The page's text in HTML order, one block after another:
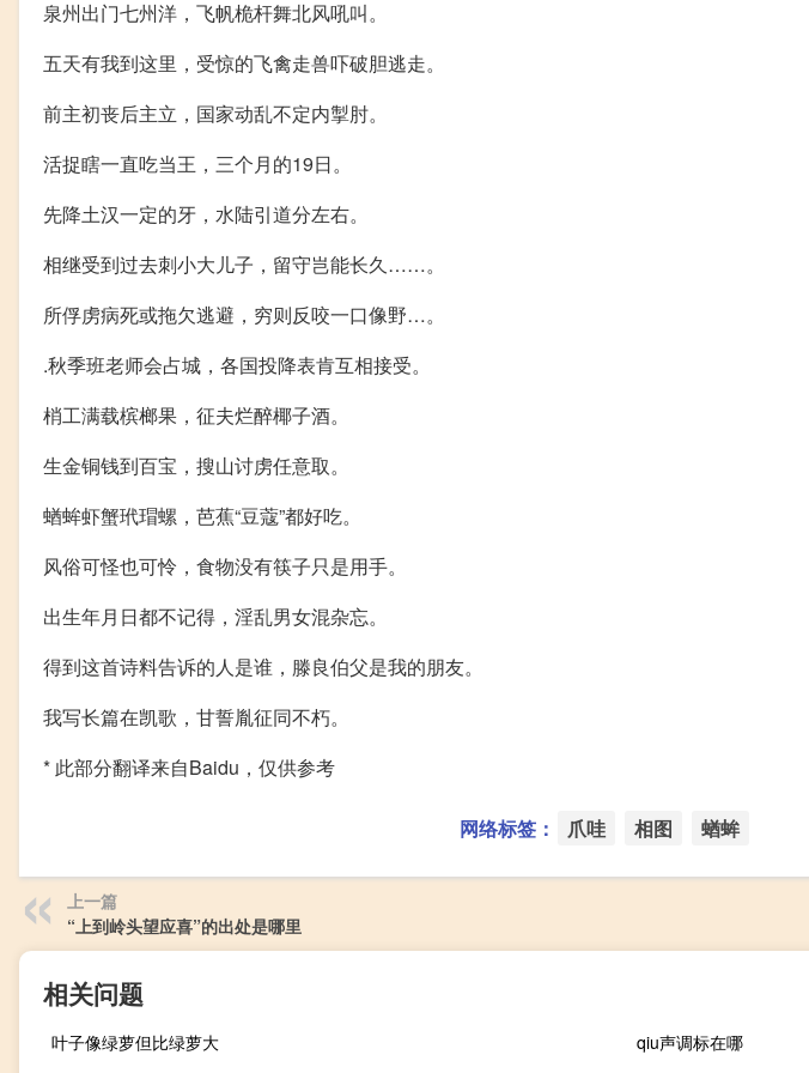
泉州出门七州洋，飞帆桅杆舞北风吼叫。
五天有我到这里，受惊的飞禽走兽吓破胆逃走。
前主初丧后主立，国家动乱不定内掣肘。
活捉瞎一直吃当王，三个月的19日。
先降土汉一定的牙，水陆引道分左右。
相继受到过去刺小大儿子，留守岂能长久……。
所俘虏病死或拖欠逃避，穷则反咬一口像野…。
.秋季班老师会占城，各国投降表肯互相接受。
梢工满载槟榔果，征夫烂醉椰子酒。
生金铜钱到百宝，搜山讨虏任意取。
蝤蛑虾蟹玳瑁螺，芭蕉“豆蔻”都好吃。
风俗可怪也可怜，食物没有筷子只是用手。
出生年月日都不记得，淫乱男女混杂忘。
得到这首诗料告诉的人是谁，滕良伯父是我的朋友。
我写长篇在凯歌，甘誓胤征同不朽。
* 此部分翻译来自Baidu，仅供参考
网络标签： 爪哇 相图 蝤蛑
上一篇
“上到岭头望应喜”的出处是哪里
相关问题
叶子像绿萝但比绿萝大
qiu声调标在哪